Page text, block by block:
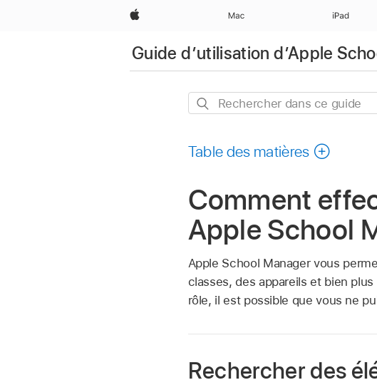
Apple Mac iPad
Guide d’utilisation d’Apple
Rechercher
guide
Table des matières
Comment
Apple School
Apple School Manager vous
classes, des appareils et bien
rôle, il est possible que vous ne
Rechercher des